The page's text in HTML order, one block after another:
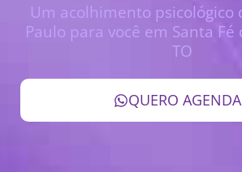
Um acolhimento psicológico
Paulo para você em Santa Fé
TO
QUERO